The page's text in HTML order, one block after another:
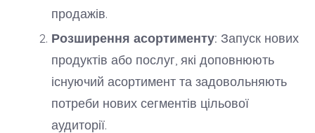
продажів.
Розширення асортименту: Запуск нових
продуктів або послуг, які доповнюють
існуючий асортимент та задовольняють
потреби нових сегментів цільової
аудиторії.